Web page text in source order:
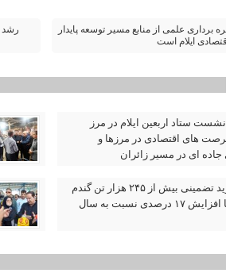
برداری علمی از منابع مسیر توسعه پایدار
اقتصادی ایلام است
ستاد اربعین ایلام در مرز
های اقتصادی در مرزها و
جاده‌ ای در مسیر زائران
تحقق خرید تضمینی بیش از ۲۴۵ هزار تن گندم
در ایلام با افزایش ۱۷ درصدی نسبت به سال